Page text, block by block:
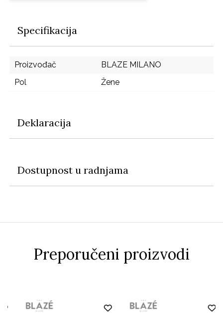
Specifikacija
Proizvođač
BLAZE MILANO
Pol
Žene
Deklaracija
Dostupnost u radnjama
Preporučeni proizvodi